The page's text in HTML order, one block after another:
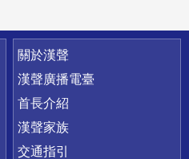
關於漢聲
漢聲廣播電臺
首長介紹
漢聲家族
交通指引